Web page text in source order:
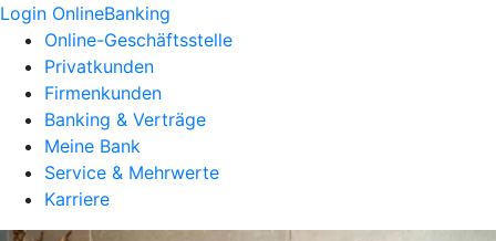
Login OnlineBanking
Online-Geschäftsstelle
Privatkunden
Firmenkunden
Banking & Verträge
Meine Bank
Service & Mehrwerte
Karriere